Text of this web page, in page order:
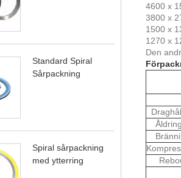
Standard Spiral
Sårpackning
Spiral sårpackning
med ytterring
4600 x
3800 x
1500 x
1270 x
Den